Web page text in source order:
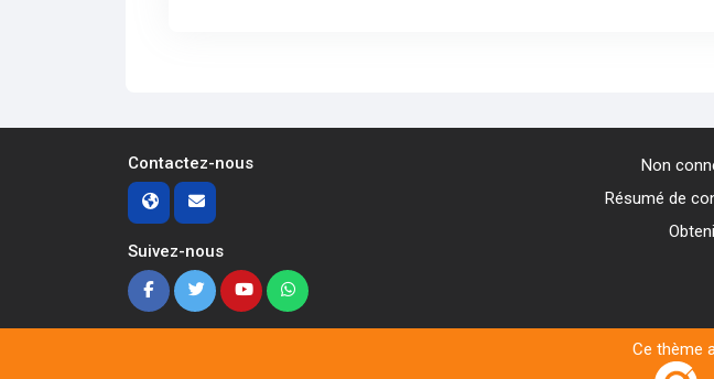
Contactez-nous
Suivez-nous
Non
Résumé de
Ce thème